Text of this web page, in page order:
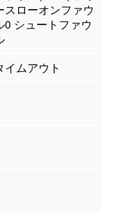
スローオンファウ
0 シュートファウ
イムアウト